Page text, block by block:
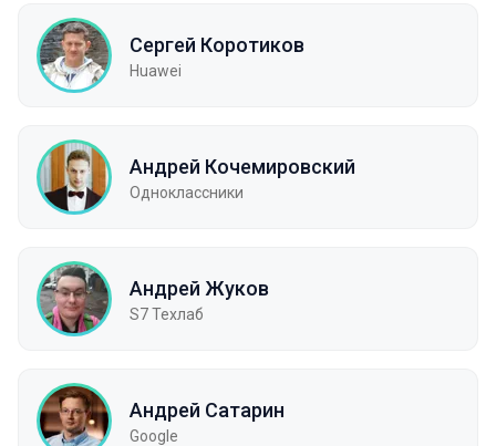
Сергей Коротиков
Huawei
Андрей Кочемировский
Одноклассники
Андрей Жуков
S7 Техлаб
Андрей Сатарин
Google